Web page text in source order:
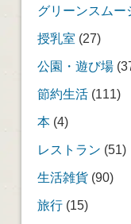
グリーンスムー
授乳室 (27)
公園・遊び場
節約生活(111)
本(4)
レストラン (51)
生活雑貨(90)
旅行(15)